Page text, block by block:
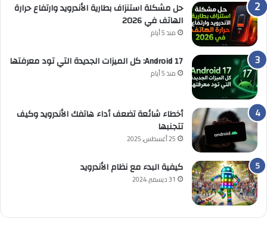
حل مشكلة استنزاف بطارية الأندرويد وارتفاع حرارة
الهاتف في 2026
منذ 5 أيام
Android 17: كل الميزات الجديدة التي تود معرفتها
منذ 5 أيام
أخطاء شائعة تضعف أداء هاتفك الأندرويد وكيف
تتجنبها
25 أغسطس, 2025
كيفية البدء مع نظام الأندرويد
31 ديسمبر, 2024